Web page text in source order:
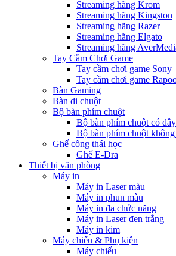
Streaming hãng Krom
Streaming hãng Kingston
Streaming hãng Razer
Streaming hãng Elgato
Streaming hãng
Tay Cầm Chơi Game
Tay cầm chơi game Sony
Tay cầm chơi game
Bàn Gaming
Bàn di chuột
Bộ bàn phím chuột
Bộ bàn phím chuột có dây
Bộ bàn phím chuột
Ghế công thái học
Ghế E-Dra
Thiết bị văn phòng
Máy in
Máy in Laser màu
Máy in phun màu
Máy in đa chức năng
Máy in Laser đen trắng
Máy in kim
Máy chiếu & Phụ kiện
Máy chiếu